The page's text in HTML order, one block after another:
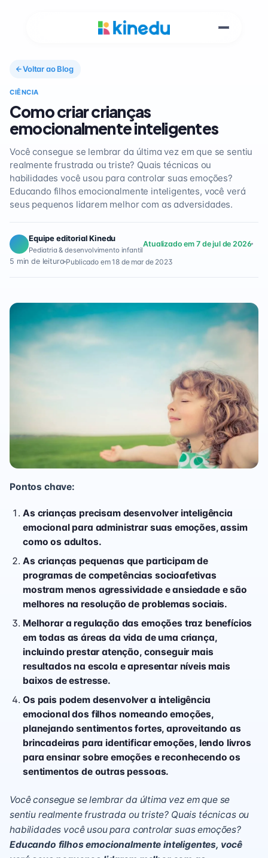
Voltar ao Blog
CIÊNCIA
Como criar crianças
emocionalmente inteligentes
Você consegue se lembrar da última vez em que se sentiu
realmente frustrada ou triste? Quais técnicas ou
habilidades você usou para controlar suas emoções?
Educando filhos emocionalmente inteligentes, você verá
seus pequenos lidarem melhor com as adversidades.
Equipe editorial Kinedu
Pediatria & desenvolvimento infantil
Atualizado em 7 de jul de 2026
5 min de leitura Publicado em 18 de mar de 2023
Pontos chave:
As crianças precisam desenvolver inteligência
emocional para administrar suas emoções, assim
como os adultos.
As crianças pequenas que participam de
programas de competências socioafetivas
mostram menos agressividade e ansiedade e são
melhores na resolução de problemas sociais.
Melhorar a regulação das emoções traz benefícios
em todas as áreas da vida de uma criança,
incluindo prestar atenção, conseguir mais
resultados na escola e apresentar níveis mais
baixos de estresse.
Os pais podem desenvolver a inteligência
emocional dos filhos nomeando emoções,
planejando sentimentos fortes, aproveitando as
brincadeiras para identificar emoções, lendo livros
para ensinar sobre emoções e reconhecendo os
sentimentos de outras pessoas.
Você consegue se lembrar da última vez em que se
sentiu realmente frustrada ou triste? Quais técnicas ou
habilidades você usou para controlar suas emoções?
Educando filhos emocionalmente inteligentes, você